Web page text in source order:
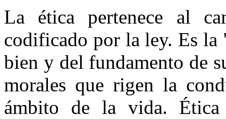
La ética pertenece al
codificado por la ley. Es la
bien y del fundamento de
morales que rigen la
ámbito de la vida. Ética